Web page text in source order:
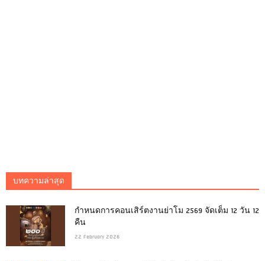
บทความล่าสุด
กำหนดการคอนเสิร์ตงานย่าโม 2569 จัดเต็ม 12 วัน 12
คืน
22 February 2026